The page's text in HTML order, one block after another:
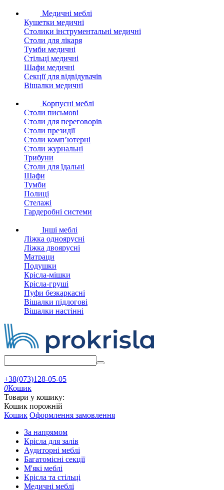
Медичні меблі
Кушетки медичні
Столики інструментальні медичні
Столи для лікаря
Тумби медичні
Стільці медичні
Шафи медичні
Секції для відвідувачів
Вішалки медичні
Корпусні меблі
Столи письмові
Столи для переговорів
Столи президії
Столи комп’ютерні
Столи журнальні
Трибуни
Столи для їдальні
Шафи
Тумби
Полиці
Стелажі
Гардеробні системи
Інші меблі
Ліжка одноярусні
Ліжка двоярусні
Матраци
Подушки
Крісла-мішки
Крісла-груші
Пуфи безкаркасні
Вішалки підлогові
Вішалки настінні
+38(073)128-05-05
0Кошик
Товари у кошику:
Кошик порожній
Кошик Оформлення замовлення
За напрямом
Крісла для залів
Аудиторні меблі
Багатомісні секції
М'які меблі
Крісла та стільці
Медичні меблі